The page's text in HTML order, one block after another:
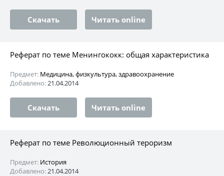
Скачать Читать online
Реферат по теме Менингококк: общая характеристика
Предмет: Медицина, физкультура, здравоохранение
Добавлено:21.04.2014
Скачать Читать online
Реферат по теме Революционный тероризм
Предмет: История
Добавлено:21.04.2014